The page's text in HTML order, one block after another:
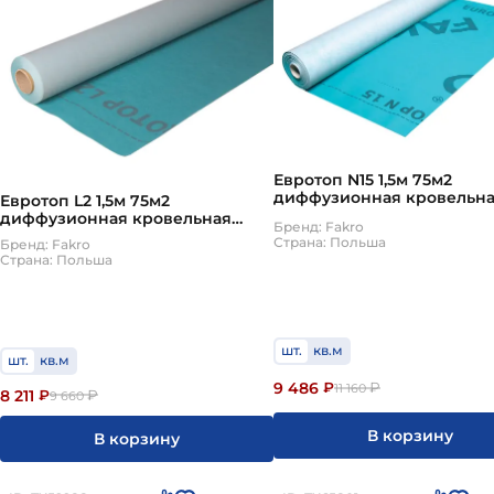
- 35
Плотность - от этой характеристики
Евротоп L2 1,5м 75м2
диффузионная кровельная
мембрана Eurotop
Бренд: Fakro
Страна: Польша
шт. кв.м
8 211 ₽9 660₽
В корзину
Евротоп N15 1,5м 75м2
диффузионная
Бренд: Fakro
Страна: Польша
шт. кв.м
9 486 ₽11 160₽
В корзину